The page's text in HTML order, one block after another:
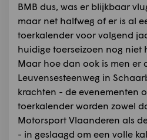
BMB dus, was er blijkbaar
maar net halfweg of er is al
toerkalender voor volgend
huidige toerseizoen nog niet
Maar hoe dan ook is men er
Leuvensesteenweg in
krachten - de evenementen
toerkalender worden zowel
Motorsport Vlaanderen als
- in geslaagd om een volle